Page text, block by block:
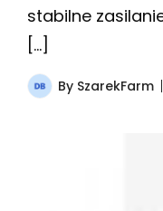
stabilne
[…]
By SzarekFarm